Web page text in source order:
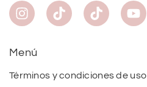
Menú
Términos y condiciones de uso